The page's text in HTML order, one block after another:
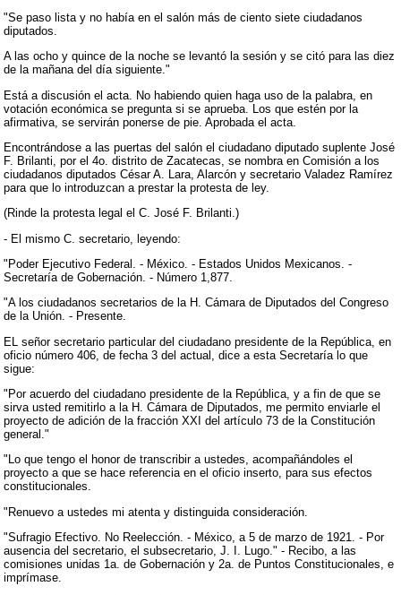
"Se paso lista y no había en el salón más de ciento siete ciudadanos
diputados.
A las ocho y quince de la noche se levantó la sesión y se citó para las diez
de la mañana del día siguiente."
Está a discusión el acta. No habiendo quien haga uso de la palabra, en
votación económica se pregunta si se aprueba. Los que estén por la
afirmativa, se servirán ponerse de pie. Aprobada el acta.
Encontrándose a las puertas del salón el ciudadano diputado suplente José
F. Brilanti, por el 4o. distrito de Zacatecas, se nombra en Comisión a los
ciudadanos diputados César A. Lara, Alarcón y secretario Valadez Ramírez
para que lo introduzcan a prestar la protesta de ley.
(Rinde la protesta legal el C. José F. Brilanti.)
- El mismo C. secretario, leyendo:
"Poder Ejecutivo Federal. - México. - Estados Unidos Mexicanos. -
Secretaría de Gobernación. - Número 1,877.
"A los ciudadanos secretarios de la H. Cámara de Diputados del Congreso
de la Unión. - Presente.
EL señor secretario particular del ciudadano presidente de la República, en
oficio número 406, de fecha 3 del actual, dice a esta Secretaría lo que
sigue:
"Por acuerdo del ciudadano presidente de la República, y a fin de que se
sirva usted remitirlo a la H. Cámara de Diputados, me permito enviarle el
proyecto de adición de la fracción XXI del artículo 73 de la Constitución
general."
"Lo que tengo el honor de transcribir a ustedes, acompañándoles el
proyecto a que se hace referencia en el oficio inserto, para sus efectos
constitucionales.
"Renuevo a ustedes mi atenta y distinguida consideración.
"Sufragio Efectivo. No Reelección. - México, a 5 de marzo de 1921. - Por
ausencia del secretario, el subsecretario, J. I. Lugo." - Recibo, a las
comisiones unidas 1a. de Gobernación y 2a. de Puntos Constitucionales, e
imprímase.